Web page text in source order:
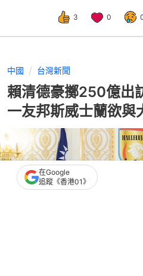
3 0
中國 台灣新聞
賴清德豪擲250億
一友邦斯威士蘭欲與
在Google
追蹤《香港01》